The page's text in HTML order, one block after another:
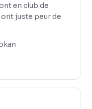
en club de
ont juste peur de